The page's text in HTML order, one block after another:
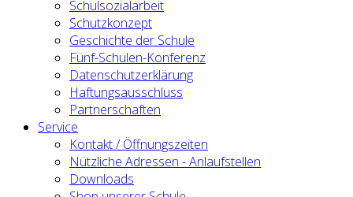
Schulsozialarbeit
Schutzkonzept
Geschichte der Schule
Fünf-Schulen-Konferenz
Datenschutzerklärung
Haftungsausschluss
Partnerschaften
Service
Kontakt / Öffnungszeiten
Nützliche Adressen - Anlaufstellen
Downloads